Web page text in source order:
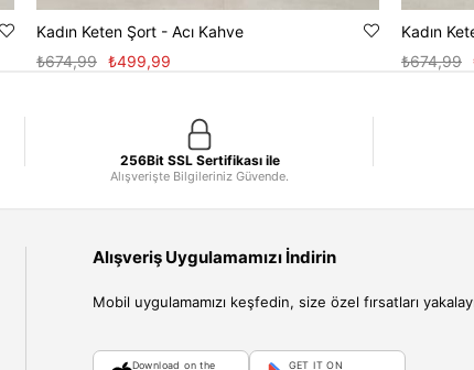
Kadın Keten Şort - Acı Kahve
₺499,99
₺674,99
Kadın
₺674,99
256Bit SSL Sertifikası ile
Alışverişte Bilgileriniz Güvende.
Alışveriş Uygulamamızı İndirin
Mobil uygulamamızı keşfedin, size özel fırsatları
Download on the GET IT ON